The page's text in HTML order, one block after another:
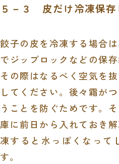
５－３ 皮だけ冷凍保存
餃子の皮を冷凍する場合
でジップロックなどの保
その際はなるべく空気を
してください。後々霜が
うことを防ぐためです。
庫に前日から入れておき
凍すると水っぽくなって
す。